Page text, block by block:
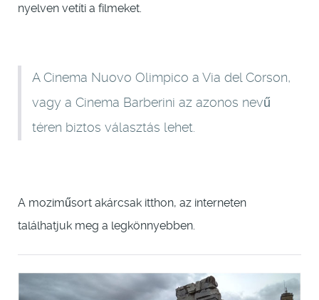
nyelven vetíti a filmeket.
A Cinema Nuovo Olimpico a Via del Corson,
vagy a Cinema Barberini az azonos nevű
téren biztos választás lehet.
A moziműsort akárcsak itthon, az interneten
találhatjuk meg a legkönnyebben.